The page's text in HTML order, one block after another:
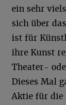
ein sehr
sich über
ist für
ihre Kunst
Theater-
Dieses Mal
Aktie für die